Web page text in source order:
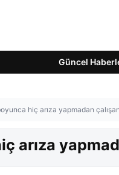
Güncel
hiç arıza yapmadan
arıza